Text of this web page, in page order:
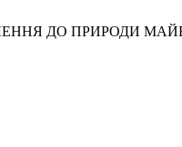
ДО ПРИРОДИ